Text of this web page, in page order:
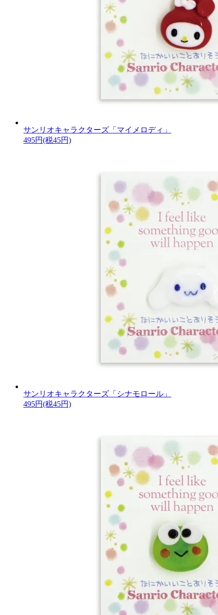
サンリオキャラクターズ「マイメロディ」
495円(税45円)
サンリオキャラクターズ「シナモロール」
495円(税45円)